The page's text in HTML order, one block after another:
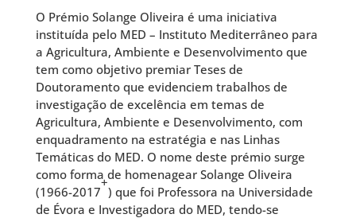
O Prémio Solange Oliveira é uma iniciativa
instituída pelo MED – Instituto Mediterrâneo para
a Agricultura, Ambiente e Desenvolvimento que
tem como objetivo premiar Teses de
Doutoramento que evidenciem trabalhos de
investigação de excelência em temas de
Agricultura, Ambiente e Desenvolvimento, com
enquadramento na estratégia e nas Linhas
Temáticas do MED. O nome deste prémio surge
como forma de homenagear Solange Oliveira
(1966-2017
+
) que foi Professora na Universidade
de Évora e Investigadora do MED, tendo-se